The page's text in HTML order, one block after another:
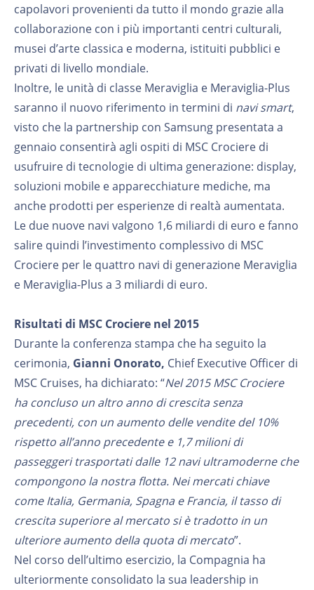
capolavori provenienti da tutto il mondo grazie alla
collaborazione con i più importanti centri culturali,
musei d’arte classica e moderna, istituiti pubblici e
privati di livello mondiale.
Inoltre, le unità di classe Meraviglia e Meraviglia-Plus
saranno il nuovo riferimento in termini di navi smart,
visto che la partnership con Samsung presentata a
gennaio consentirà agli ospiti di MSC Crociere di
usufruire di tecnologie di ultima generazione: display,
soluzioni mobile e apparecchiature mediche, ma
anche prodotti per esperienze di realtà aumentata.
Le due nuove navi valgono 1,6 miliardi di euro e fanno
salire quindi l’investimento complessivo di MSC
Crociere per le quattro navi di generazione Meraviglia
e Meraviglia-Plus a 3 miliardi di euro.
Risultati di MSC Crociere nel 2015
Durante la conferenza stampa che ha seguito la
cerimonia, Gianni Onorato, Chief Executive Officer di
MSC Cruises, ha dichiarato: “Nel 2015 MSC Crociere
ha concluso un altro anno di crescita senza
precedenti, con un aumento delle vendite del 10%
rispetto all’anno precedente e 1,7 milioni di
passeggeri trasportati dalle 12 navi ultramoderne che
compongono la nostra flotta. Nei mercati chiave
come Italia, Germania, Spagna e Francia, il tasso di
crescita superiore al mercato si è tradotto in un
ulteriore aumento della quota di mercato”.
Nel corso dell’ultimo esercizio, la Compagnia ha
ulteriormente consolidato la sua leadership in